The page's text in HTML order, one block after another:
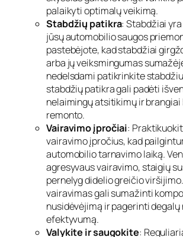
palaikyti optimalų veikimą.
Stabdžių patikra: Stabdžiai
jūsų automobilio saugos
pastebėjote, kad stabdžiai
arba jų veiksmingumas
nedelsdami patikrinkite
stabdžių patikra gali padėti
nelaimingų atsitikimų ir
remonto.
Vairavimo įpročiai:
vairavimo įpročius, kad
automobilio tarnavimo laiką.
agresyvaus vairavimo, staigių
pernelyg didelio greičio
vairavimas gali sumažinti
nusidėvėjimą ir pagerinti
efektyvumą.
Valykite ir saugokite: